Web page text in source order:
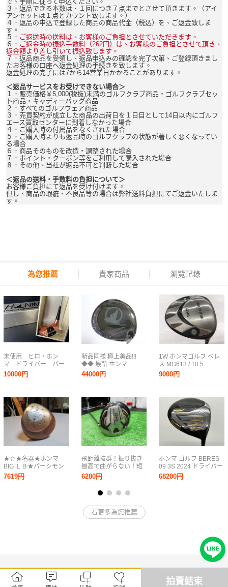
拍賣結束
３．返品できる本数は、１回につき７点までとさせて頂きます。（アイ
アンセットは１点とカウント致します。）
４．返品の申込で登録した商品の商品代金（税込）を、ご返金致しま
す。
５． ご返送時の送料は、お客様のご負担とさせていただきます。
６． ご返金時の振込手数料（262円）は、お客様のご負担とさせて頂き、
返金額より差し引いて振込致します。
７．返品商品を受領し、返品申込みの確認を完了次第、ご登録頂きまし
たお客様の口座へ返金処理の手続きを致します。
返金処理の完了には7から14営業日かかることがあります。
＜返品サービスをお受けできない場合＞
１．販売価格￥5,000(税抜)未満のゴルフクラブ商品・ゴルフクラブセッ
ト商品・キャディーバッグ商品
２．すべてのゴルフウェア商品
３．売買契約が成立した商品の出荷日を１日目として14日以内にゴルフ
エース買取センターに到着しなかった場合
４．ご購入時の付属品をなくされた場合
５．ご購入時よりも返品時のゴルフクラブの状態が著しく悪くなってい
る場合
６．商品そのものを改造・調整された場合
７．ポイント・クーポン等をご利用して購入された場合
８．その他、当社が返品不可と判断した場合
＜返品の送料・手数料の負担について＞
お客様ご負担にて返品を受け付けます。
但し、商品の瑕疵、不良品等の場合は弊社送料負担にてご返金いたしま
す。
為您推薦 賣家商品 瀏覽記錄
未使用 ヒロ・ホン
マ ドライバー パー
シモン R-1
TITANIUM CARBON
10000円
★☆★名器★ホンマ
BIG ＬＢ★パーシモン
１W★②★☆★
7619円
新品同様 極上美品!!!
◆◆ 最新 ホンマ
TW777 MAX 12°
VIZARD RED 50 Rフレ
44000円
飛距離抜群！振り抜き
最高で曲がらない！短
尺ミニドライバー ホン
マ TW 737 460 10.5度
43.75in C1 309g タイ
トライズ50g台のR ハ
ドラス済
6280円
1W ホンマゴルフ べレ
ス MG613 / 10.5
度/flex:R アーマック
UD45 2S メンズ右 ☆即
9000円
ホンマ ゴルフ BERES
09 3S 2024 ドライバー
10.5° ARMRQ FX
68200円
看更多為您推薦